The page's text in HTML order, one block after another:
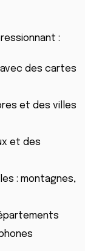
:
des cartes
et des villes
et des
: montagnes,